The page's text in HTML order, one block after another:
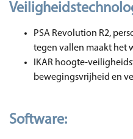
PSA Revolution R2,
tegen vallen maakt het
IKAR hoogte-
bewegingsvrijheid en
Software: